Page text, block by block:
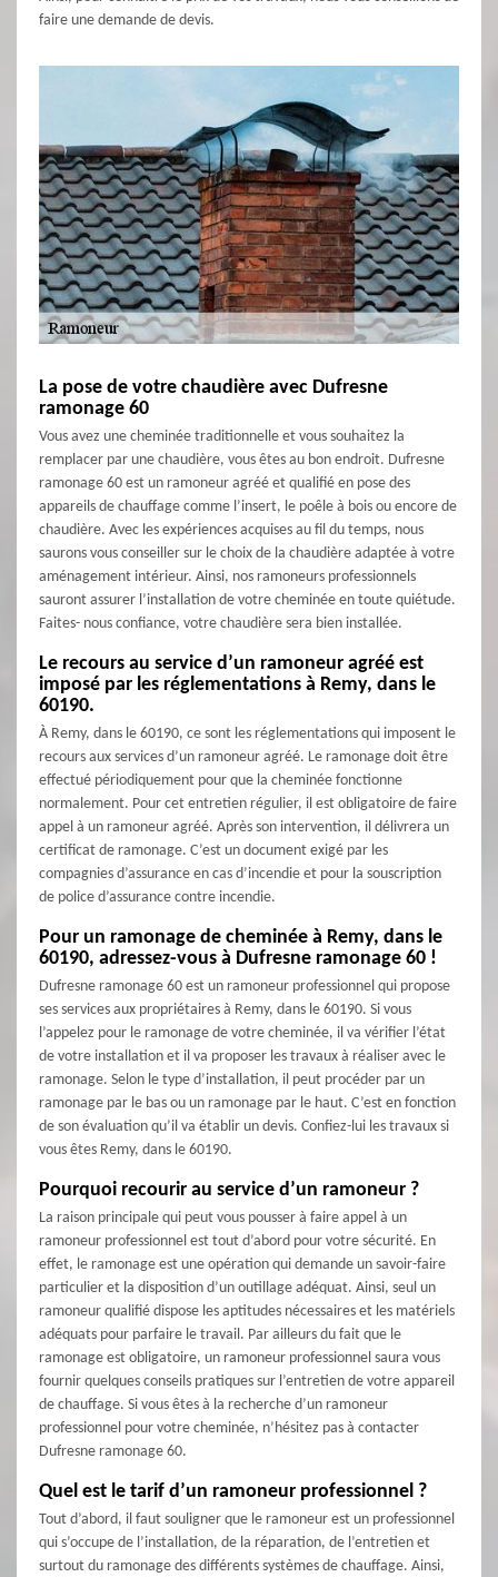
faire une demande de devis.
La pose de votre chaudière avec Dufresne
ramonage 60
Vous avez une cheminée traditionnelle et vous souhaitez la
remplacer par une chaudière, vous êtes au bon endroit. Dufresne
ramonage 60 est un ramoneur agréé et qualifié en pose des
appareils de chauffage comme l’insert, le poêle à bois ou encore de
chaudière. Avec les expériences acquises au fil du temps, nous
saurons vous conseiller sur le choix de la chaudière adaptée à votre
aménagement intérieur. Ainsi, nos ramoneurs professionnels
sauront assurer l’installation de votre cheminée en toute quiétude.
Faites- nous confiance, votre chaudière sera bien installée.
Le recours au service d’un ramoneur agréé est
imposé par les réglementations à Remy, dans le
60190.
À Remy, dans le 60190, ce sont les réglementations qui imposent le
recours aux services d’un ramoneur agréé. Le ramonage doit être
effectué périodiquement pour que la cheminée fonctionne
normalement. Pour cet entretien régulier, il est obligatoire de faire
appel à un ramoneur agréé. Après son intervention, il délivrera un
certificat de ramonage. C’est un document exigé par les
compagnies d’assurance en cas d’incendie et pour la souscription
de police d’assurance contre incendie.
Pour un ramonage de cheminée à Remy, dans le
60190, adressez-vous à Dufresne ramonage 60 !
Dufresne ramonage 60 est un ramoneur professionnel qui propose
ses services aux propriétaires à Remy, dans le 60190. Si vous
l’appelez pour le ramonage de votre cheminée, il va vérifier l’état
de votre installation et il va proposer les travaux à réaliser avec le
ramonage. Selon le type d’installation, il peut procéder par un
ramonage par le bas ou un ramonage par le haut. C’est en fonction
de son évaluation qu’il va établir un devis. Confiez-lui les travaux si
vous êtes Remy, dans le 60190.
Pourquoi recourir au service d’un ramoneur ?
La raison principale qui peut vous pousser à faire appel à un
ramoneur professionnel est tout d’abord pour votre sécurité. En
effet, le ramonage est une opération qui demande un savoir-faire
particulier et la disposition d’un outillage adéquat. Ainsi, seul un
ramoneur qualifié dispose les aptitudes nécessaires et les matériels
adéquats pour parfaire le travail. Par ailleurs du fait que le
ramonage est obligatoire, un ramoneur professionnel saura vous
fournir quelques conseils pratiques sur l’entretien de votre appareil
de chauffage. Si vous êtes à la recherche d’un ramoneur
professionnel pour votre cheminée, n’hésitez pas à contacter
Dufresne ramonage 60.
Quel est le tarif d’un ramoneur professionnel ?
Tout d’abord, il faut souligner que le ramoneur est un professionnel
qui s’occupe de l’installation, de la réparation, de l’entretien et
surtout du ramonage des différents systèmes de chauffage. Ainsi,